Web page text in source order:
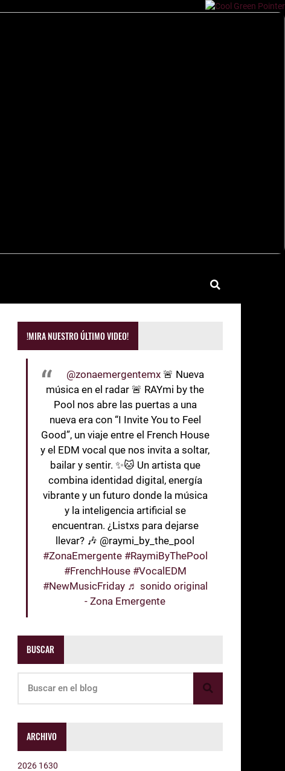
!MIRA NUESTRO ÚLTIMO VIDEO!
@zonaemergentemx 🚨 Nueva
música en el radar 🚨 RAYmi by the
Pool nos abre las puertas a una
nueva era con “I Invite You to Feel
Good”, un viaje entre el French House
y el EDM vocal que nos invita a soltar,
bailar y sentir. ✨🐱 Un artista que
combina identidad digital, energía
vibrante y un futuro donde la música
y la inteligencia artificial se
encuentran. ¿Listxs para dejarse
llevar? 🎶 @raymi_by_the_pool
#ZonaEmergente #RaymiByThePool
#FrenchHouse #VocalEDM
#NewMusicFriday ♬ sonido original
- Zona Emergente
BUSCAR
ARCHIVO
2026 1630